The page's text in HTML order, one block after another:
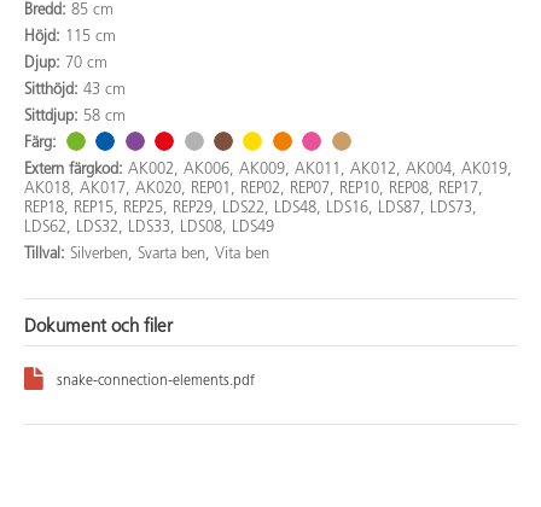
Bredd: 85 cm
Höjd: 115 cm
Djup: 70 cm
Sitthöjd: 43 cm
Sittdjup: 58 cm
Färg:
Extern färgkod: AK002, AK006, AK009, AK011, AK012, AK004, AK019,
AK018, AK017, AK020, REP01, REP02, REP07, REP10, REP08, REP17,
REP18, REP15, REP25, REP29, LDS22, LDS48, LDS16, LDS87, LDS73,
LDS62, LDS32, LDS33, LDS08, LDS49
Tillval: Silverben, Svarta ben, Vita ben
Dokument och filer
snake-connection-elements.pdf